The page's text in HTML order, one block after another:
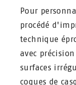
Pour
procédé
technique
avec
surfaces
coques de